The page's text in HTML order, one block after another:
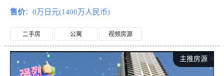
售价：0万日元(1400万人民币)
二手房 公寓 视频房源
主推房源